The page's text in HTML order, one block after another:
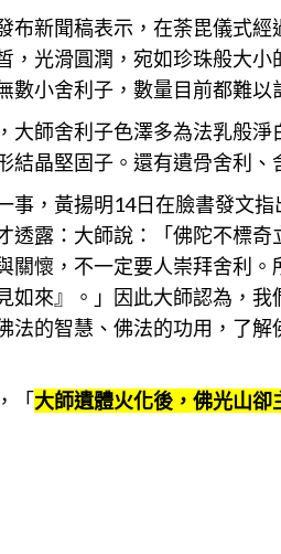
布新聞稿表示，在荼毘儀式經
，光滑圓潤，宛如珍珠般大
數小舍利子，數量目前都難以
大師舍利子色澤多為法乳般
結晶堅固子。還有遺骨舍利、
事，黃揚明14日在臉書發文
透露：大師說：「佛陀不標
關懷，不一定要人崇拜舍利
如來』。」因此大師認為，
法的智慧、佛法的功用，了
「大師遺體火化後，佛光山